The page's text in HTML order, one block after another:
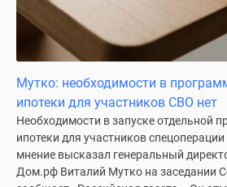
коттеджные
поселки
Строящиеся
поселки
Коттеджные
поселки
лесу
Мутко: необходимости в
ипотеки для участников СВО нет
Необходимости в запуске отдельной
ипотеки для участников спецоперации
мнение высказал генеральный
Дом.рф Виталий Мутко на заседании